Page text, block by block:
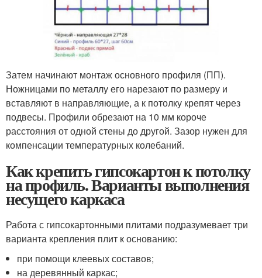
Затем начинают монтаж основного профиля (ПП).
Ножницами по металлу его нарезают по размеру и
вставляют в направляющие, а к потолку крепят через
подвесы. Профили обрезают на 10 мм короче
расстояния от одной стены до другой. Зазор нужен для
компенсации температурных колебаний.
Как крепить гипсокартон к потолку
на профиль. Варианты выполнения
несущего каркаса
Работа с гипсокартонными плитами подразумевает три
варианта крепления плит к основанию:
при помощи клеевых составов;
на деревянный каркас;